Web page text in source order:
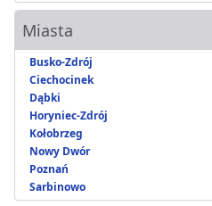
Miasta
Busko-Zdrój
Ciechocinek
Dąbki
Horyniec-Zdrój
Kołobrzeg
Nowy Dwór
Poznań
Sarbinowo